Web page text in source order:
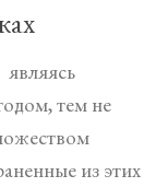
тем не
из этих